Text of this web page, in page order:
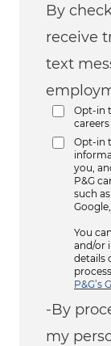
By
receive
text
Opt-in
careers
Opt-in
you,
P&G
such
You
and/or
details
P&G’s
-By
my